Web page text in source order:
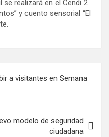
realizará en el Cendi 2
y cuento sensorial “El
a visitantes en Semana
modelo de seguridad
ciudadana